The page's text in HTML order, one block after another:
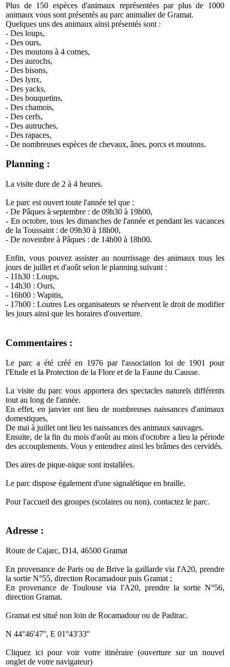
Plus de 150 espèces d'animaux représentées par plus de 1000
animaux vous sont présentés au parc animalier de Gramat.
Quelques uns des animaux ainsi présentés sont :
- Des loups,
- Des ours,
- Des moutons à 4 cornes,
- Des aurochs,
- Des bisons,
- Des lynx,
- Des yacks,
- Des bouquetins,
- Des chamois,
- Des cerfs,
- Des autruches,
- Des rapaces,
- De nombreuses espèces de chevaux, ânes, porcs et moutons.
Planning :
La visite dure de 2 à 4 heures.
Le parc est ouvert toute l'année tel que :
- De Pâques à septembre : de 09h30 à 19h00,
- En octobre, tous les dimanches de l'année et pendant les vacances
de la Toussaint : de 09h30 à 18h00,
- De novembre à Pâques : de 14h00 à 18h00.
Enfin, vous pouvez assister au nourrissage des animaux tous les
jours de juillet et d'août selon le planning suivant :
- 11h30 : Loups,
- 14h30 : Ours,
- 16h00 : Wapitis,
- 17h00 : Loutres Les organisateurs se réservent le droit de modifier
les jours ainsi que les horaires d'ouverture.
Commentaires :
Le parc a été créé en 1976 par l'association loi de 1901 pour
l'Etude et la Protection de la Flore et de la Faune du Causse.
La visite du parc vous apportera des spectacles naturels différents
tout au long de l'année.
En effet, en janvier ont lieu de nombreuses naissances d'animaux
domestiques,
De mai à juillet ont lieu les naissances des animaux sauvages.
Ensuite, de la fin du mois d'août au mois d'octobre a lieu la période
des accouplements. Vous y entendrez ainsi les brâmes des cervidés.
Des aires de pique-nique sont installées.
Le parc dispose également d'une signalétique en braille.
Pour l'accueil des groupes (scolaires ou non), contactez le parc.
Adresse :
Route de Cajarc, D14, 46500 Gramat
En provenance de Paris ou de Brive la gaillarde via l'A20, prendre
la sortie N°55, direction Rocamadour puis Gramat ;
En provenance de Toulouse via l'A20, prendre la sortie N°56,
direction Gramat.
Gramat est situé non loin de Rocamadour ou de Padirac.
N 44°46'47'', E 01°43'33''
Cliquez ici pour voir votre itinéraire (ouverture sur un nouvel
onglet de votre navigateur)